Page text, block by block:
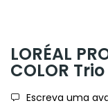
LORÉAL
COLOR
Escreva uma